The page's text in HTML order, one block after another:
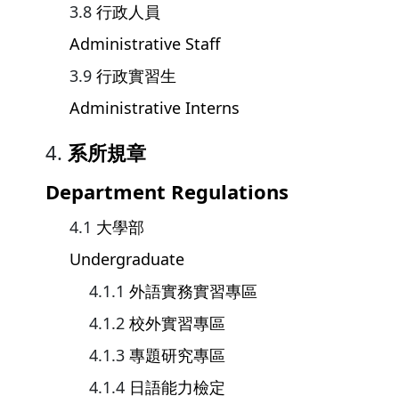
行政人員
Administrative Staff
行政實習生
Administrative Interns
系所規章
Department Regulations
大學部
Undergraduate
外語實務實習專區
校外實習專區
專題研究專區
日語能力檢定